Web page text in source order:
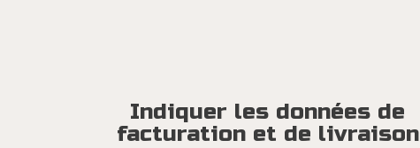
Indiquer les données de
facturation et de livraison